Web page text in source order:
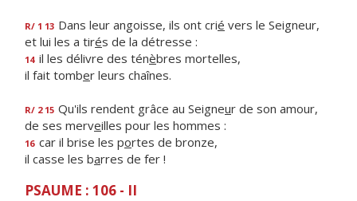
R/ 1 13 Dans leur angoisse, ils ont crié vers le Seigneur,
et lui les a tirés de la détresse :
14 il les délivre des ténèbres mortelles,
il fait tomber leurs chaînes.
R/ 2 15 Qu'ils rendent grâce au Seigneur de son amour,
de ses merveilles pour les hommes :
16 car il brise les portes de bronze,
il casse les barres de fer !
PSAUME : 106 - II